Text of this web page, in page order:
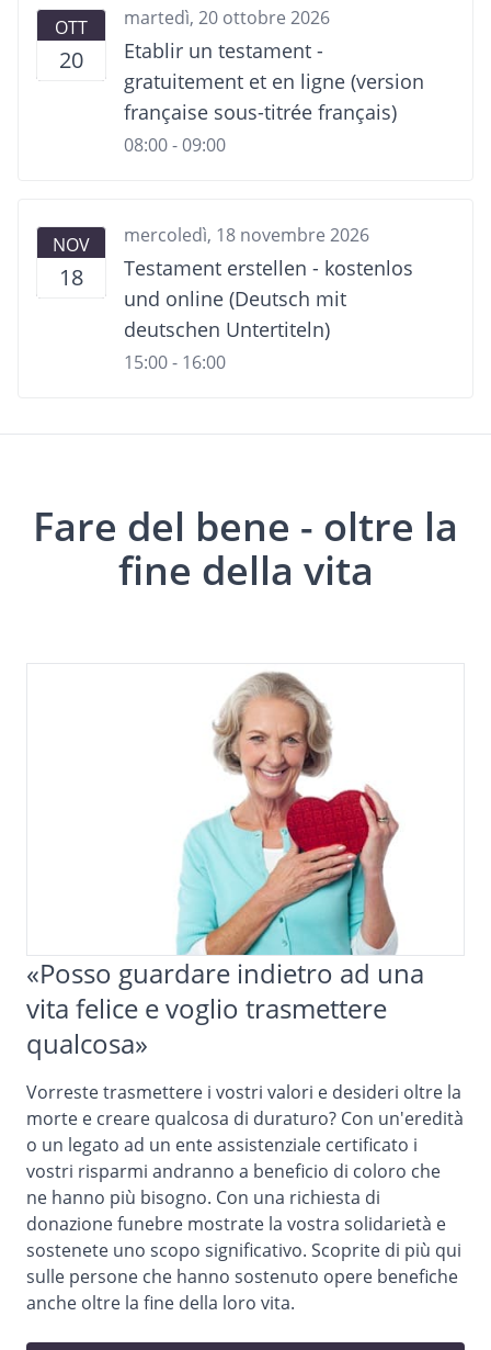
OTT
20
martedì, 20 ottobre 2026
Etablir un testament -
gratuitement et en ligne (version
française sous-titrée français)
08:00 - 09:00
NOV
18
mercoledì, 18 novembre 2026
Testament erstellen - kostenlos
und online (Deutsch mit
deutschen Untertiteln)
15:00 - 16:00
Fare del bene - oltre la
fine della vita
«Posso guardare indietro ad una
vita felice e voglio trasmettere
qualcosa»
Vorreste trasmettere i vostri valori e desideri oltre la
morte e creare qualcosa di duraturo? Con un'eredità
o un legato ad un ente assistenziale certificato i
vostri risparmi andranno a beneficio di coloro che
ne hanno più bisogno. Con una richiesta di
donazione funebre mostrate la vostra solidarietà e
sostenete uno scopo significativo. Scoprite di più qui
sulle persone che hanno sostenuto opere benefiche
anche oltre la fine della loro vita.